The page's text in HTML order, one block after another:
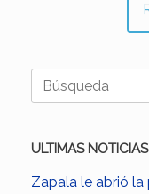
Buscar:
ULTIMAS NOTICIAS
Zapala le abrió